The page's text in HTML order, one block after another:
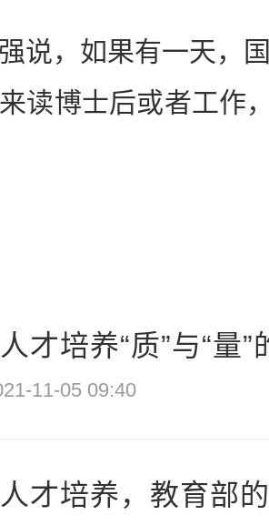
，如果有一天，国
读博士后或者工作
才培养“质”与“量”
11-05 09:40
才培养，教育部